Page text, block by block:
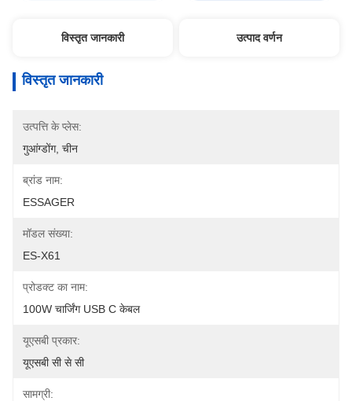
विस्तृत जानकारी उत्पाद वर्णन
विस्तृत जानकारी
उत्पत्ति के प्लेस:
गुआंग्डोंग, चीन
ब्रांड नाम:
ESSAGER
मॉडल संख्या:
ES-X61
प्रोडक्ट का नाम:
100W चार्जिंग USB C केबल
यूएसबी प्रकार:
यूएसबी सी से सी
सामग्री: